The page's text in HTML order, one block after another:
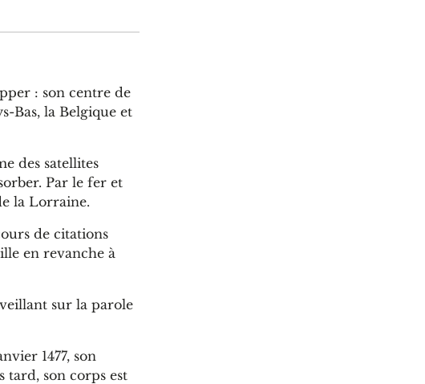
: son centre de
Bas, la Belgique et
des satellites
Par le fer et
la Lorraine.
de citations
en revanche à
sur la parole
1477, son
tard, son corps est